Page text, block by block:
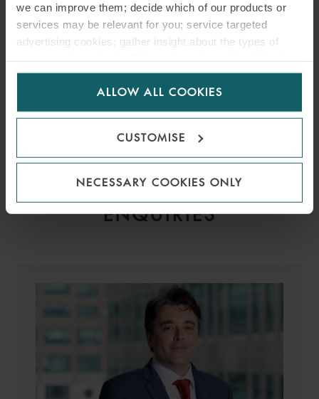
we can improve them; decide which of our products or
services may be relevant for you; service targeted
advertising cookies; gather insight about the types of
for us to use cookies. Select customise to manage
ALLOW ALL COOKIES
CUSTOMISE
NECESSARY COOKIES ONLY
MEDIA
ENQUIRIES
CESARE FOSSATI
ROME